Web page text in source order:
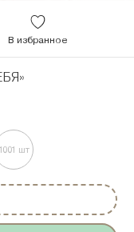
В избранное
1001 шт